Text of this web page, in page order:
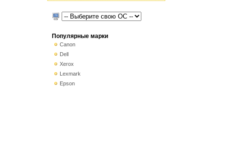
Популярные марки
Canon
Dell
Xerox
Lexmark
Epson